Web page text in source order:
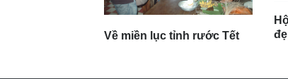
Về miền lục tỉnh rước Tết